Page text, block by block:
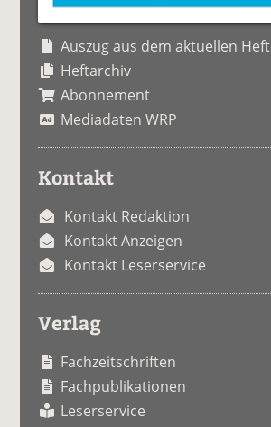
Auszug aus dem aktuellen Heft
Heftarchiv
Abonnement
Mediadaten WRP
Kontakt
Kontakt Redaktion
Kontakt Anzeigen
Kontakt Leserservice
Verlag
Fachzeitschriften
Fachpublikationen
Leserservice